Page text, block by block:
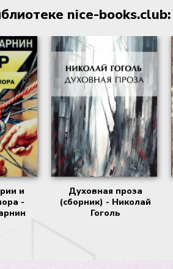
nice-books.club:
и
-
Духовная проза
(сборник) - Николай
Гоголь